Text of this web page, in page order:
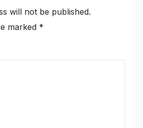
will not be published.
marked *